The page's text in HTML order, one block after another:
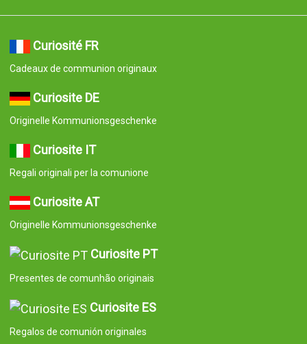
Curiosité FR
Cadeaux de communion originaux
Curiosite DE
Originelle Kommunionsgeschenke
Curiosite IT
Regali originali per la comunione
Curiosite AT
Originelle Kommunionsgeschenke
Curiosite PT
Presentes de comunhão originais
Curiosite ES
Regalos de comunión originales